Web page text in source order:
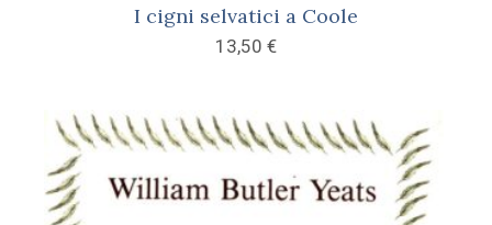
I cigni selvatici a Coole
13,50 €